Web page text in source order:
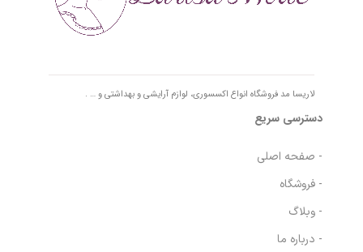
لاریسا مد فروشگاه انواع اکسسوری، لوازم آرایشی و بهداشتی و … .
دسترسی سریع
- صفحه اصلی
- فروشگاه
- وبلاگ
- درباره ما